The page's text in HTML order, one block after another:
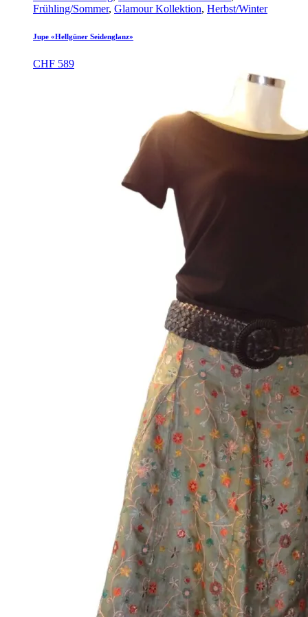
Frühling/Sommer, Glamour Kollektion, Herbst/Winter
Jupe «Hellgüner Seidenglanz»
CHF 589